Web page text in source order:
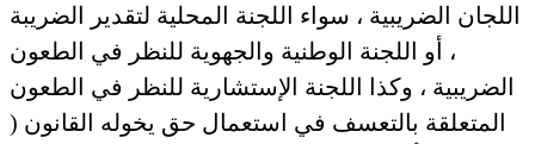
اللجان الضريبية ، سواء اللجنة المحلية لتقدير الضريبة
، أو اللجنة الوطنية والجهوية للنظر في الطعون
الضريبية ، وكذا اللجنة الإستشارية للنظر في الطعون
المتعلقة بالتعسف في استعمال حق يخوله القانون (